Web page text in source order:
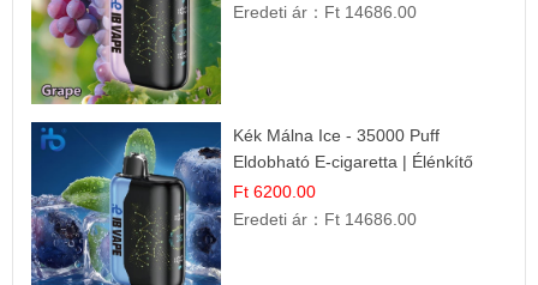
Eredeti ár： Ft 14686.00
Kék Málna Ice - 35000 Puff
Eldobható E-cigaretta | Élénkítő
Gyümölcsös Frissesség!
Ft 6200.00
Eredeti ár： Ft 14686.00